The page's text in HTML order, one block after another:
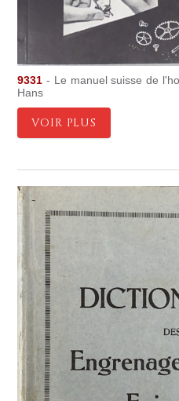
9331 - Le manuel suisse de
Hans
VOIR PLUS